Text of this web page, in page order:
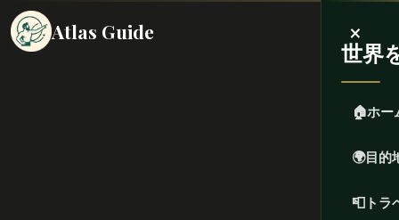
Atlas Guide ×
世界
🏠ホー
🌍目的
📮 トラ